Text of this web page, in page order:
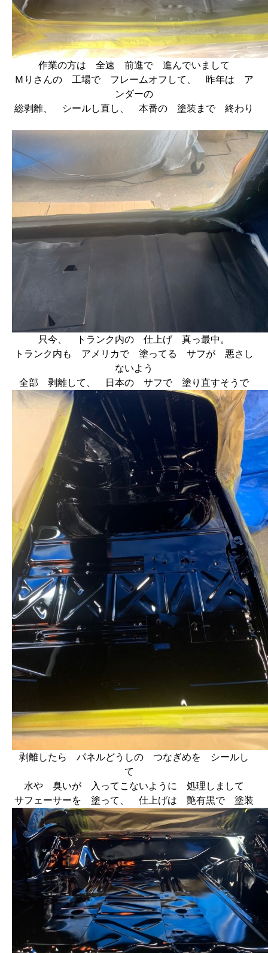
作業の方は 全速 前進で 進んでいまして
Ｍりさんの 工場で フレームオフして、 昨年は ア
ンダーの
総剥離、 シールし直し、 本番の 塗装まで 終わり
只今、 トランク内の 仕上げ 真っ最中。
トランク内も アメリカで 塗ってる サフが 悪さし
ないよう
全部 剥離して、 日本の サフで 塗り直すそうで
剥離したら パネルどうしの つなぎめを シールし
て
水や 臭いが 入ってこないように 処理しまして
サフェーサーを 塗って、 仕上げは 艶有黒で 塗装